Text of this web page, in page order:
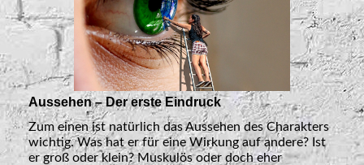
Aussehen – Der erste Eindruck
Zum einen ist natürlich das Aussehen des Charakters
wichtig. Was hat er für eine Wirkung auf andere? Ist
er groß oder klein? Muskulös oder doch eher